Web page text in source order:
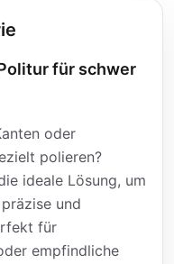
für schwer
oder
polieren?
ideale Lösung, um
und
für
empfindliche